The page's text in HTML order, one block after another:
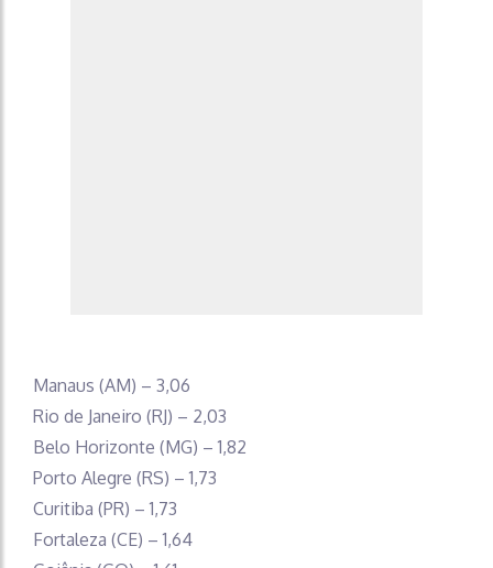
Manaus (AM) – 3,06
Rio de Janeiro (RJ) – 2,03
Belo Horizonte (MG) – 1,82
Porto Alegre (RS) – 1,73
Curitiba (PR) – 1,73
Fortaleza (CE) – 1,64